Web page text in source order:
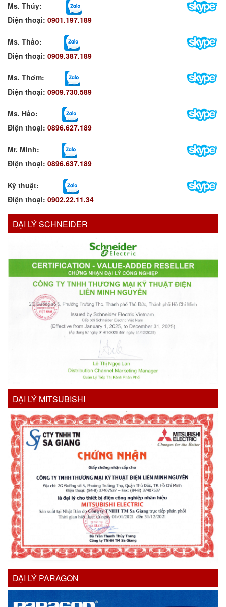
Ms. Thúy:
Điện thoại: 0901.197.189
Ms. Thảo:
Điện thoại: 0909.387.189
Ms. Thơm:
Điện thoại: 0909.730.589
Ms. Hảo:
Điện thoại: 0896.627.189
Mr. Minh:
Điện thoại: 0896.637.189
Kỹ thuật:
Điện thoại: 0902.22.11.34
ĐẠI LÝ SCHNEIDER
ĐẠI LÝ MITSUBISHI
ĐẠI LÝ PARAGON